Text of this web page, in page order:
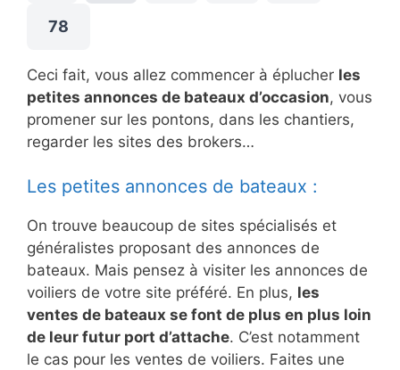
78
Ceci fait, vous allez commencer à éplucher les
petites annonces de bateaux d’occasion, vous
promener sur les pontons, dans les chantiers,
regarder les sites des brokers…
Les petites annonces de bateaux :
On trouve beaucoup de sites spécialisés et
généralistes proposant des annonces de
bateaux. Mais pensez à visiter les annonces de
voiliers de votre site préféré. En plus, les
ventes de bateaux se font de plus en plus loin
de leur futur port d’attache. C’est notamment
le cas pour les ventes de voiliers. Faites une